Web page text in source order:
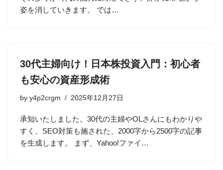
姿を消していきます。 では…
30代主婦向け！日本株投資入門：初心者
も安心の資産形成術
by y4p2crgm 2025年12月27日
承知いたしました。30代の主婦やOLさんにもわかりや
すく、SEO対策も施された、2000字から2500字の記事
を生成します。 まず、Yahoo!ファイ…